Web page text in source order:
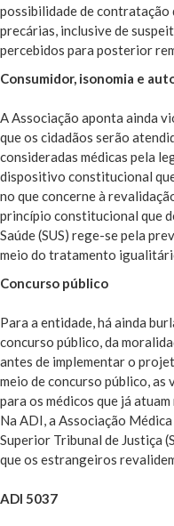
possibilidade de contratação
precárias, inclusive de
percebidos para posterior
Consumidor, isonomia e
A Associação aponta ainda
que os cidadãos serão
consideradas médicas pela
dispositivo constitucional
no que concerne à
princípio constitucional que
Saúde (SUS) rege-se pela
meio do tratamento
Concurso público
Para a entidade, há ainda
concurso público, da
antes de implementar o
meio de concurso público, as
para os médicos que já
Na ADI, a Associação
Superior Tribunal de Justiça
que os estrangeiros
ADI 5037